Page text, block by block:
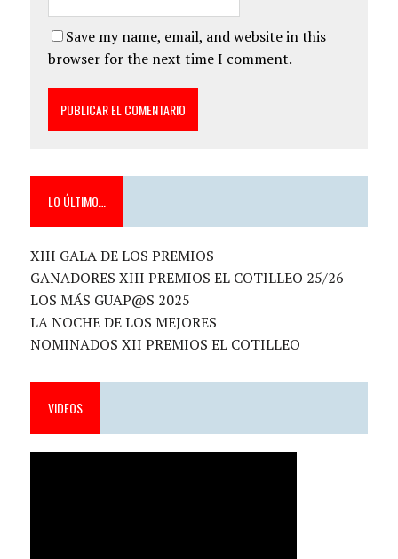
Save my name, email, and website in this
browser for the next time I comment.
LO ÚLTIMO…
XIII GALA DE LOS PREMIOS
GANADORES XIII PREMIOS EL COTILLEO 25/26
LOS MÁS GUAP@S 2025
LA NOCHE DE LOS MEJORES
NOMINADOS XII PREMIOS EL COTILLEO
VIDEOS